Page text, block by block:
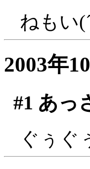
ねもい
2003年
#1 あっ
ぐぅぐ